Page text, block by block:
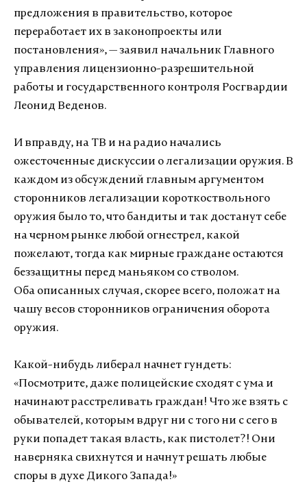
предложения в правительство, которое
переработает их в законопроекты или
постановления», — заявил начальник Главного
управления лицензионно-разрешительной
работы и государственного контроля Росгвардии
Леонид Веденов.
И вправду, на ТВ и на радио начались
ожесточенные дискуссии о легализации оружия. В
каждом из обсуждений главным аргументом
сторонников легализации короткоствольного
оружия было то, что бандиты и так достанут себе
на черном рынке любой огнестрел, какой
пожелают, тогда как мирные граждане остаются
беззащитны перед маньяком со стволом.
Оба описанных случая, скорее всего, положат на
чашу весов сторонников ограничения оборота
оружия.
Какой-нибудь либерал начнет гундеть:
«Посмотрите, даже полицейские сходят с ума и
начинают расстреливать граждан! Что же взять с
обывателей, которым вдруг ни с того ни с сего в
руки попадет такая власть, как пистолет?! Они
наверняка свихнутся и начнут решать любые
споры в духе Дикого Запада!»